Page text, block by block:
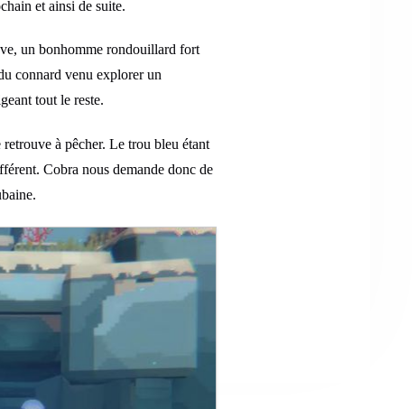
et ainsi de suite.
un bonhomme rondouillard fort
connard venu explorer un
tout le reste.
à pêcher. Le trou bleu étant
Cobra nous demande donc de